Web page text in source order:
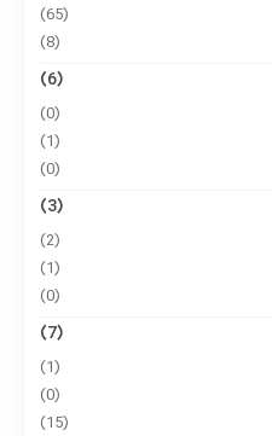
(65)
(8)
(6)
(0)
(1)
(0)
(3)
(2)
(1)
(0)
(7)
(1)
(0)
(15)